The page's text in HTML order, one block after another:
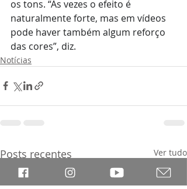
os tons. “Às vezes o efeito é
naturalmente forte, mas em vídeos
pode haver também algum reforço
das cores”, diz.
Notícias
Posts recentes Ver tudo